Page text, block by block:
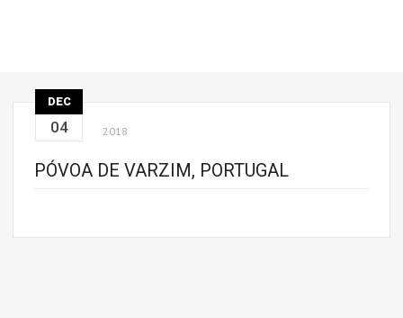
DEC
04 2018
PÓVOA DE VARZIM, PORTUGAL